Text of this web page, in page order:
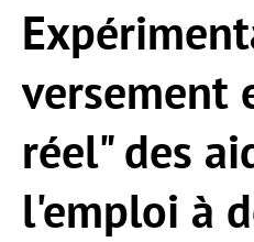
versement
réel" des
l'emploi à